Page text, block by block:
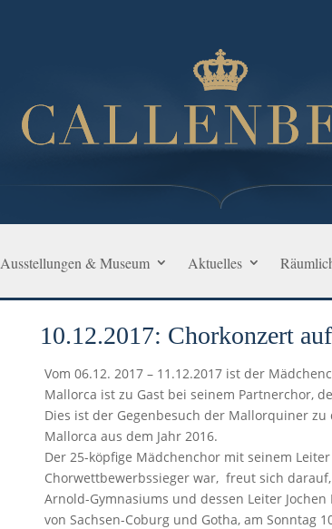
Ausstellungen & Museum Aktuelles
10.12.2017: Chorkonzert
Vom 06.12. 2017 – 11.12.2017 ist der
Mallorca ist zu Gast bei seinem Partnerchor,
Dies ist der Gegenbesuch der Mallorquiner
Mallorca aus dem Jahr 2016.
Der 25-köpfige Mädchenchor mit seinem
Chorwettbewerbssieger war, freut sich
Arnold-Gymnasiums und dessen Leiter
von Sachsen-Coburg und Gotha, am Sonntag